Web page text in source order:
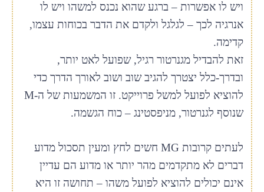
ויש לו אפשרות – ברגע שהוא נכנס למשהו ויש לו
אנרגיה לכך – לגלגל ולקדם את הדבר בכוחות עצמו,
קדימה.
זאת להבדיל מגנרטור רגיל, שפועל לאט יותר,
ובדרך-כלל יצטרך להגיב שוב ושוב לאורך הדרך כדי
להוציא לפועל למשל פרוייקט. זו המשמעות של ה-M
שנוסף לגנרטור, מניפסטינג – כוח הגשמה.
לעתים קרובות MG חשים לחץ ומעין תסכול מדוע
דברים לא מתקדמים מהר יותר או מדוע הם עדיין
אינם יכולים להוציא לפועל משהו – תחושה זו היא